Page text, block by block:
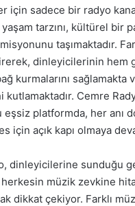
için sadece bir radyo
tarzını, kültürel bir
taşımaktadır.
dinleyicilerinin hem
kurmalarını sağlamakta
kutlamaktadır. Cemre
platformda, her anı
için açık kapı olmaya
dinleyicilerine sunduğu
müzik zevkine
dikkat çekiyor. Farklı